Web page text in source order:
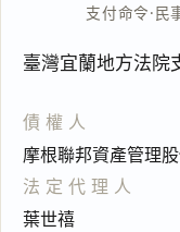
支付命令·民
臺灣宜蘭地方法院
債權人
摩根聯邦資產管理
法定代理人
葉世禧